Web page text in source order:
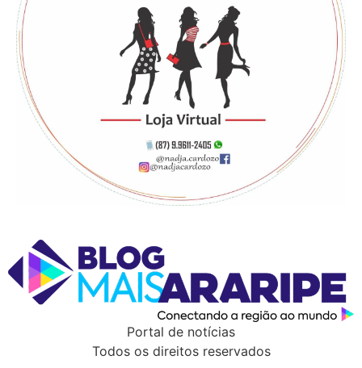
Portal de notícias
Todos os direitos reservados